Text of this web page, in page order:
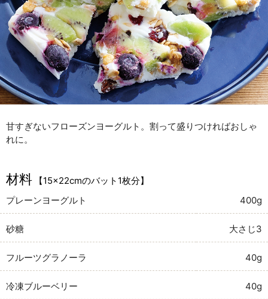
甘すぎないフローズンヨーグルト。割って盛りつければおしゃ
れに。
材料
【15×22cmのバット1枚分】
プレーンヨーグルト
400g
砂糖 大さじ3
フルーツグラノーラ 40g
冷凍ブルーベリー 40g